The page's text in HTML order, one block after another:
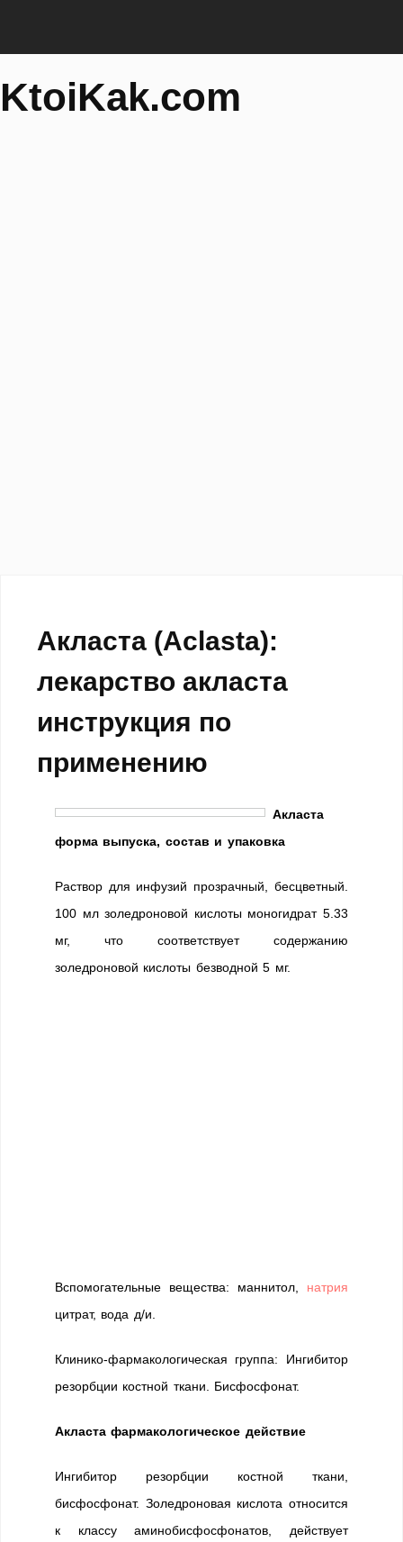
KtoiKak.com
Акласта (Aclasta):
лекарство акласта
инструкция по
применению
Акласта
форма выпуска, состав и упаковка
Раствор для инфузий прозрачный, бесцветный.
100 мл золедроновой кислоты моногидрат 5.33
мг, что соответствует содержанию
золедроновой кислоты безводной 5 мг.
Вспомогательные вещества: маннитол, натрия
цитрат, вода д/и.
Клинико-фармакологическая группа: Ингибитор
резорбции костной ткани. Бисфосфонат.
Акласта фармакологическое действие
Ингибитор резорбции костной ткани,
бисфосфонат. Золедроновая кислота относится
к классу аминобисфосфонатов, действует